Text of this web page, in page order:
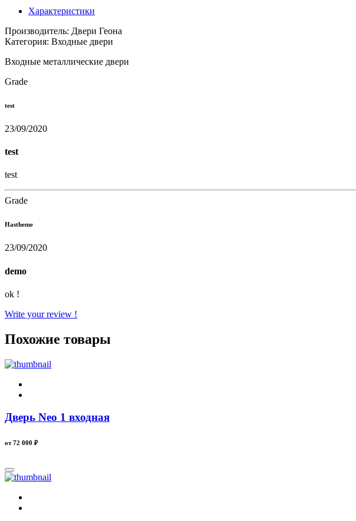
Характеристики
Производитель: Двери Геона
Категория: Входные двери
Входные металлические двери
Grade
test
23/09/2020
test
test
Grade
Hastheme
23/09/2020
demo
ok !
Write your review !
Похожие товары
Дверь Neo 1 входная
от 72 000 ₽